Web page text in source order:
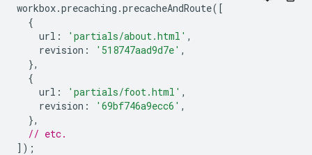
workbox.precaching .precacheAndRoute([
{
url : 'partials/about.html' ,
revision : '518747aad9d7e' ,
},
{
url : 'partials/foot.html' ,
revision : '69bf746a9ecc6' ,
},
// etc.
]);